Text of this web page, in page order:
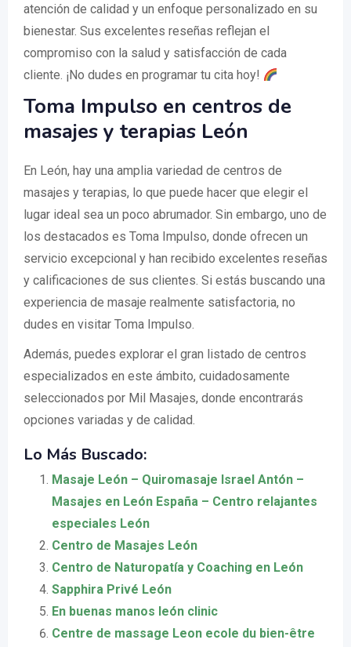
atención de calidad y un enfoque personalizado en su
bienestar. Sus excelentes reseñas reflejan el
compromiso con la salud y satisfacción de cada
cliente. ¡No dudes en programar tu cita hoy!
Toma Impulso en centros de
masajes y terapias León
En León, hay una amplia variedad de centros de
masajes y terapias, lo que puede hacer que elegir el
lugar ideal sea un poco abrumador. Sin embargo, uno de
los destacados es Toma Impulso, donde ofrecen un
servicio excepcional y han recibido excelentes reseñas
y calificaciones de sus clientes. Si estás buscando una
experiencia de masaje realmente satisfactoria, no
dudes en visitar Toma Impulso.
Además, puedes explorar el gran listado de centros
especializados en este ámbito, cuidadosamente
seleccionados por Mil Masajes, donde encontrarás
opciones variadas y de calidad.
Lo Más Buscado:
Masaje León – Quiromasaje Israel Antón –
Masajes en León España – Centro relajantes
especiales León
Centro de Masajes León
Centro de Naturopatía y Coaching en León
Sapphira Privé León
En buenas manos león clinic
Centre de massage Leon ecole du bien-être